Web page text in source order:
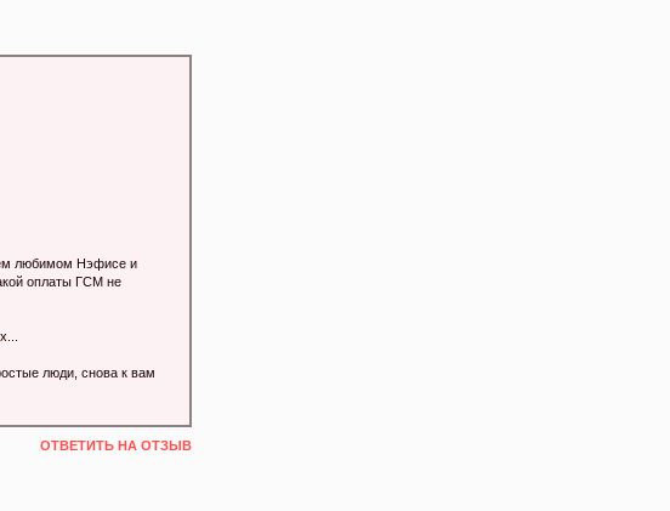
любимом Нэфисе и
оплаты ГСМ не
люди, снова к вам
ОТВЕТИТЬ НА ОТЗЫВ